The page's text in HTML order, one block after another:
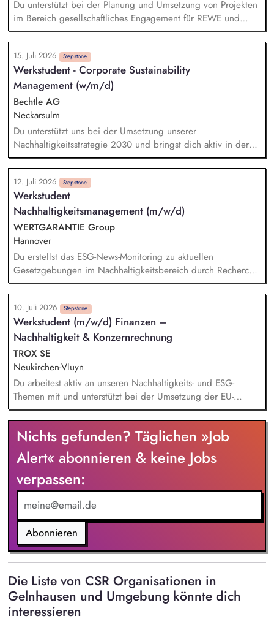
Erstellung von Präsentationen, Auswertungen und
Entscheidungsunterlagen
Du unterstützt bei der Planung und Umsetzung von Projekten
im Bereich gesellschaftliches Engagement für REWE und
Penny sowie bei Klima- und Innovationsthemen. Du arbeitest
aktiv bei der internen und externen Kommunikation zu
unseren Projekten mit. Du erstellst Analysen, Präsentationen
und Entscheidungsvorlagen und bringst deine Ideen in die
Weiterentwicklung unserer Nachhaltigkeitsaktivitäten ein. Du
übernimmst Eigenverantwortung für Teilprojekte und
definierte Aufgabenbereiche sowie alltägliche Aufgaben im
Team.
15. Juli 2026 Stepstone
Werkstudent - Corporate Sustainability
Management (w/m/d)
Bechtle AG
Neckarsulm
Du unterstützt uns bei der Umsetzung unserer
Nachhaltigkeitsstrategie 2030 und bringst dich aktiv in deren
Weiterentwicklung über alle Handlungsfelder hinweg ein.
Dabei arbeitest du an unterschiedlichen Initiativen und
Themen entlang unserer Nachhaltigkeitsdimensionen und
unterstützt bei der Integration nachhaltiger Ansätze in unsere
Unternehmensprozesse. Ein weiterer Schwerpunkt deiner
Tätigkeit liegt in der Unterstützung bei der Umsetzung und
Weiterentwicklung regulatorischer Anforderungen im Bereich
Nachhaltigkeit, beispielsweise im Kontext von CSRD/ESRS
oder der EU-Taxonomie.
12. Juli 2026 Stepstone
Werkstudent
Nachhaltigkeitsmanagement (m/w/d)
WERTGARANTIE Group
Hannover
Du erstellst das ESG-News-Monitoring zu aktuellen
Gesetzgebungen im Nachhaltigkeitsbereich durch Recherche
verschiedener Datenbanken. Du unterstützt bei der Planung
und Umsetzung von aktuellen Nachhaltigkeitsprojekten und -
Maßnahmen auf Unternehmensebene. Du übernimmst
Aufgaben in unseren vielfältigen Themenfeldern, u.a.
Kreislaufwirtschaft, Aktive Mobilität, Soziale Nachhaltigkeit,
Nachhaltigkeitskommunikation. Du bist in die Erstellung des
Nachhaltigkeitsberichts und die Erhebung entsprechender
Kennzahlen (insb. CO2-Bilanz) eingebunden.
10. Juli 2026 Stepstone
Werkstudent (m/w/d) Finanzen –
Nachhaltigkeit & Konzernrechnung
TROX SE
Neukirchen-Vluyn
Du arbeitest aktiv an unseren Nachhaltigkeits- und ESG-
Themen mit und unterstützt bei der Umsetzung der EU-
Taxonomie. Du analysierst Nachhaltigkeitsdaten, bereitest
diese auf und leistest damit einen wichtigen Beitrag zum
Konzernreporting. Du erstellst aussagekräftige Präsentationen
für das Finanzreporting. Du wirkst bei der Einführung einer
modernen Business-Intelligence-Lösung (BI) zur
Digitalisierung unseres Nachhaltigkeitsreportings mit.
Nichts gefunden? Täglichen »Job
Alert« abonnieren & keine Jobs
verpassen:
Abonnieren
Die Liste von CSR Organisationen in
Gelnhausen und Umgebung könnte dich
interessieren